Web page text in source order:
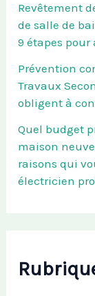
Revêtement
de salle de
9 étapes pour
Prévention
Travaux
obligent à
Quel budget
maison
raisons qui
électricien